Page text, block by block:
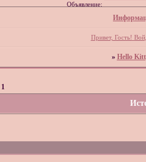
Объявление:
Привет, Гость!
» Hello
1